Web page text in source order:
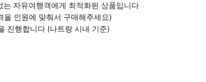
자유여행객에게 최적화된 상품입니다
인원에 맞춰서 구매해주세요)
진행합니다 (나트랑 시내 기준)